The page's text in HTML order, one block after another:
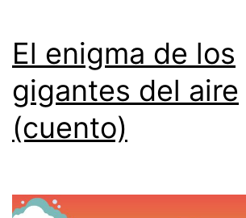
El enigma de los
gigantes del aire
(cuento)